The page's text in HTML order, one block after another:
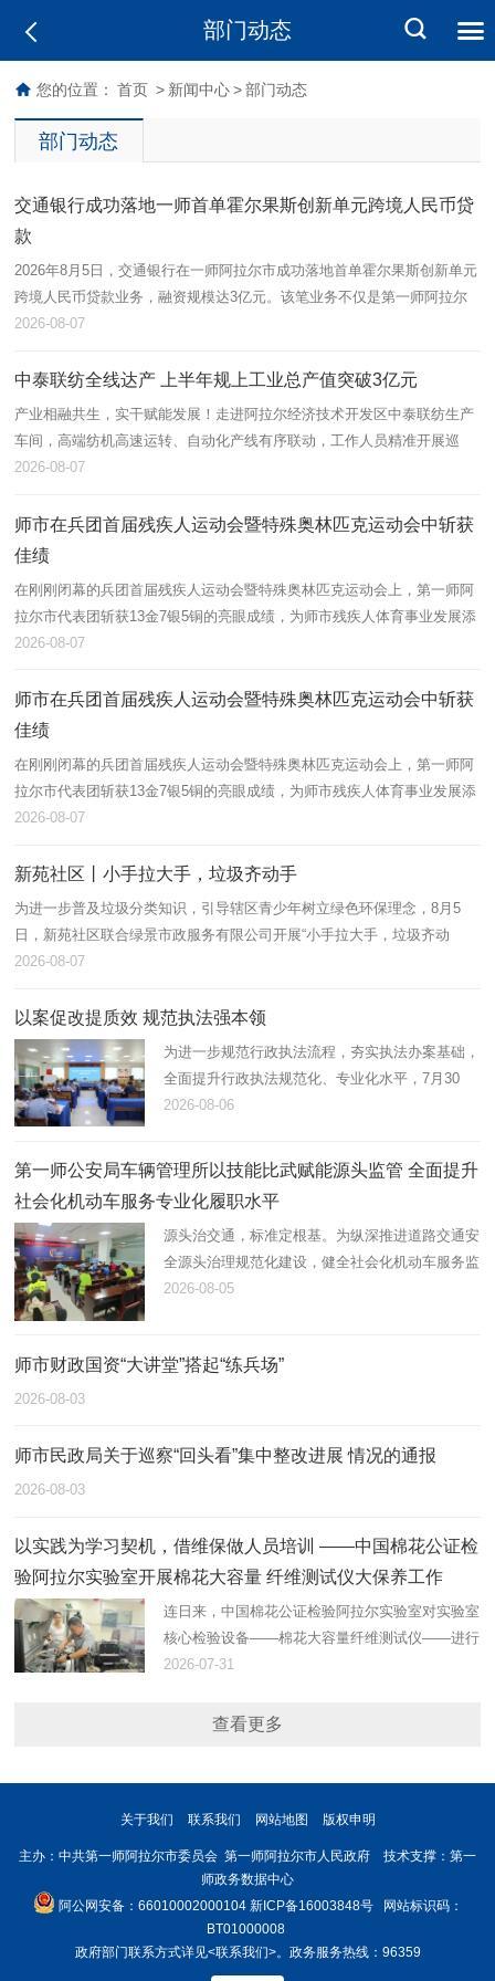
部门动态
您的位置： 首页 > 新闻中心 > 部门动态
部门动态
交通银行成功落地一师首单霍尔果斯创新单元跨境人民币贷
款
2026年8月5日，交通银行在一师阿拉尔市成功落地首单霍尔果斯创新单元
跨境人民币贷款业务，融资规模达3亿元。该笔业务不仅是第一师阿拉尔
市首单跨境流动资金贷款，也标志着跨境金融产品在本地金融功能区取得
2026-08-07
中泰联纺全线达产 上半年规上工业总产值突破3亿元
产业相融共生，实干赋能发展！走进阿拉尔经济技术开发区中泰联纺生产
车间，高端纺机高速运转、自动化产线有序联动，工作人员精准开展巡
检、落纱、品控等作业，呈现出蓬勃向上的发展态势。中泰联纺依托兵地
2026-08-07
师市在兵团首届残疾人运动会暨特殊奥林匹克运动会中斩获
佳绩
在刚刚闭幕的兵团首届残疾人运动会暨特殊奥林匹克运动会上，第一师阿
拉尔市代表团斩获13金7银5铜的亮眼成绩，为师市残疾人体育事业发展添
上浓墨重彩的一笔。
2026-08-07
师市在兵团首届残疾人运动会暨特殊奥林匹克运动会中斩获
佳绩
在刚刚闭幕的兵团首届残疾人运动会暨特殊奥林匹克运动会上，第一师阿
拉尔市代表团斩获13金7银5铜的亮眼成绩，为师市残疾人体育事业发展添
上浓墨重彩的一笔。
2026-08-07
新苑社区丨小手拉大手，垃圾齐动手
为进一步普及垃圾分类知识，引导辖区青少年树立绿色环保理念，8月5
日，新苑社区联合绿景市政服务有限公司开展“小手拉大手，垃圾齐动
手”垃圾分类主题宣讲活动，辖区60余名青少年及家长积极参与。
2026-08-07
以案促改提质效 规范执法强本领
为进一步规范行政执法流程，夯实执法办案基础，
全面提升行政执法规范化、专业化水平，7月30
日，第一师阿拉尔市应急管理局组织开展2026年
名执法人员全员参与。
2026-08-06
第一师公安局车辆管理所以技能比武赋能源头监管 全面提升
社会化机动车服务专业化履职水平
源头治交通，标准定根基。为纵深推进道路交通安
全源头治理规范化建设，健全社会化机动车服务监
管体系，锻造高素质专业化机动车登记、检测综合
2026-08-05
师市财政国资“大讲堂”搭起“练兵场”
2026-08-03
师市民政局关于巡察“回头看”集中整改进展 情况的通报
2026-08-03
以实践为学习契机，借维保做人员培训 ——中国棉花公证检
验阿拉尔实验室开展棉花大容量 纤维测试仪大保养工作
连日来，中国棉花公证检验阿拉尔实验室对实验室
核心检验设备——棉花大容量纤维测试仪——进行
了大保养。
2026-07-31
查看更多
关于我们 联系我们 网站地图 版权申明
主办：中共第一师阿拉尔市委员会 第一师阿拉尔市人民政府 技术支撑：第一
师政务数据中心
阿公网安备：66010002000104 新ICP备16003848号网站标识码：
BT01000008
政府部门联系方式详见<联系我们>。政务服务热线：96359